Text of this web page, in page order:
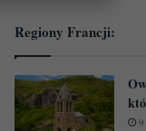
Regiony Francji:
9